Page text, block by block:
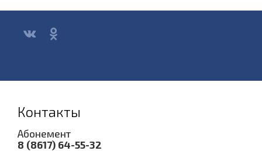
Контакты
Абонемент
8 (8617) 64-55-32